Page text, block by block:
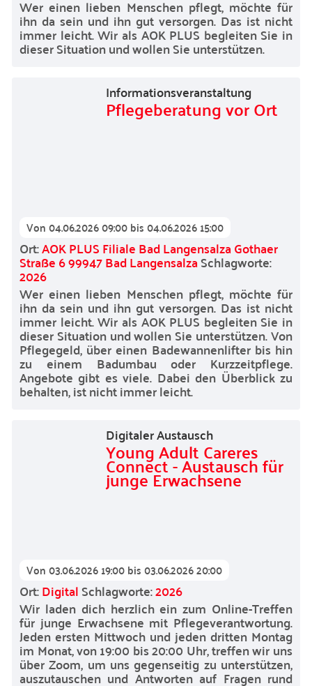
Wer einen lieben Menschen pflegt, möchte für
ihn da sein und ihn gut versorgen. Das ist nicht
immer leicht. Wir als AOK PLUS begleiten Sie in
dieser Situation und wollen Sie unterstützen.
Informationsveranstaltung
Pflegeberatung vor Ort
Von04.06.2026 09:00bis04.06.2026 15:00
Ort:AOK PLUS Filiale Bad Langensalza Gothaer
Straße 6 99947 Bad LangensalzaSchlagworte:
2026
Wer einen lieben Menschen pflegt, möchte für
ihn da sein und ihn gut versorgen. Das ist nicht
immer leicht. Wir als AOK PLUS begleiten Sie in
dieser Situation und wollen Sie unterstützen. Von
Pflegegeld, über einen Badewannenlifter bis hin
zu einem Badumbau oder Kurzzeitpflege.
Angebote gibt es viele. Dabei den Überblick zu
behalten, ist nicht immer leicht.
Digitaler Austausch
Young Adult Careres
Connect - Austausch für
junge Erwachsene
Von03.06.2026 19:00bis03.06.2026 20:00
Ort:DigitalSchlagworte:2026
Wir laden dich herzlich ein zum Online-Treffen
für junge Erwachsene mit Pflegeverantwortung.
Jeden ersten Mittwoch und jeden dritten Montag
im Monat, von 19:00 bis 20:00 Uhr, treffen wir uns
über Zoom, um uns gegenseitig zu unterstützen,
auszutauschen und Antworten auf Fragen rund